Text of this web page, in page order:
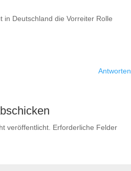
in Deutschland die Vorreiter Rolle
Antworten
veröffentlicht. Erforderliche Felder